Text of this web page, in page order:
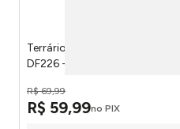
Terrário Meia Lua Melamina
DF226 - Dila Flores
R$ 69,99
R$ 59,99no PIX